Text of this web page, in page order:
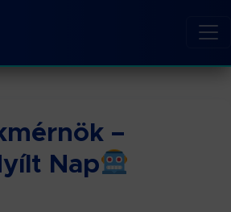
–
Nap